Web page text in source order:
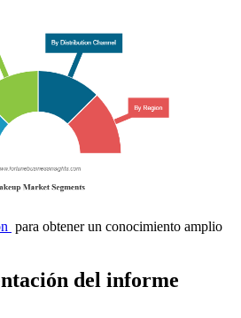
para obtener un conocimiento amplio
del informe